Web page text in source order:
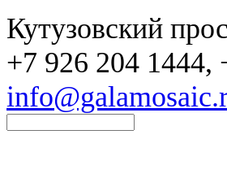
Кутузовский
+7 926 204 1444,